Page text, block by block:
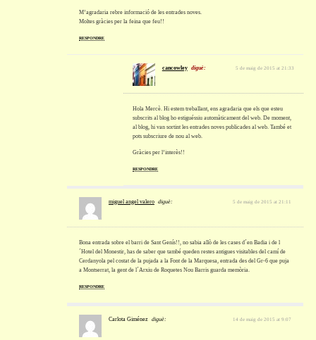
M’agradaria rebre informació de les entrades noves.
Moltes gràcies per la feina que feu!!
RESPONDRE
cancowley diguè: 5 de maig de 2015 at 21:33
Hola Mercè. Hi estem treballant, ens agradaria que els que esteu
subscrits al blog ho estiguéssiu automàticament del web. De moment,
al blog, hi van sortint les entrades noves publicades al web. També et
pots subscriure de nou al web.
Gràcies per l’interès!!
RESPONDRE
miguel angel valero diguè: 5 de maig de 2015 at 21:11
Bona entrada sobre el barri de Sant Genís!!, no sabia allò de les cases d´en Badia i de l
´Hotel del Monestir, has de saber que també queden restes antigues visitables del camí de
Cerdanyola pel costat de la pujada a la Font de la Marquesa, entrada des del Gr-6 que puja
a Montserrat, la gent de l´Arxiu de Roquetes Nou Barris guarda memòria.
RESPONDRE
Carlota Giménez diguè: 14 de maig de 2015 at 9:07